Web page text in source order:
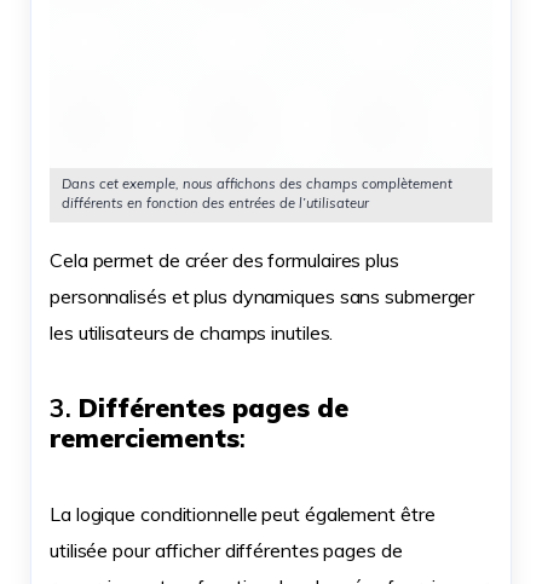
Dans cet exemple, nous affichons des champs complètement
différents en fonction des entrées de l’utilisateur
Cela permet de créer des formulaires plus
personnalisés et plus dynamiques sans submerger
les utilisateurs de champs inutiles.
3. Différentes pages de
remerciements:
La logique conditionnelle peut également être
utilisée pour afficher différentes pages de